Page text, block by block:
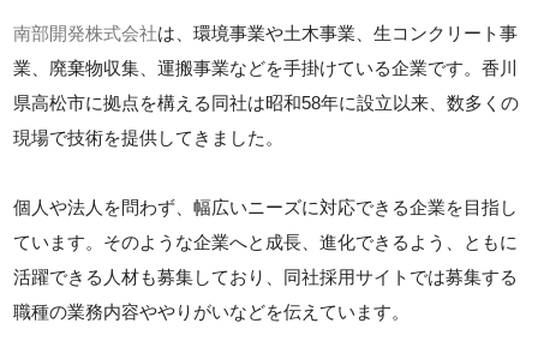
南部開発株式会社は、環境事業や土木事業、生コンクリート事
業、廃棄物収集、運搬事業などを手掛けている企業です。香川
県高松市に拠点を構える同社は昭和58年に設立以来、数多くの
現場で技術を提供してきました。
個人や法人を問わず、幅広いニーズに対応できる企業を目指し
ています。そのような企業へと成長、進化できるよう、ともに
活躍できる人材も募集しており、同社採用サイトでは募集する
職種の業務内容ややりがいなどを伝えています。